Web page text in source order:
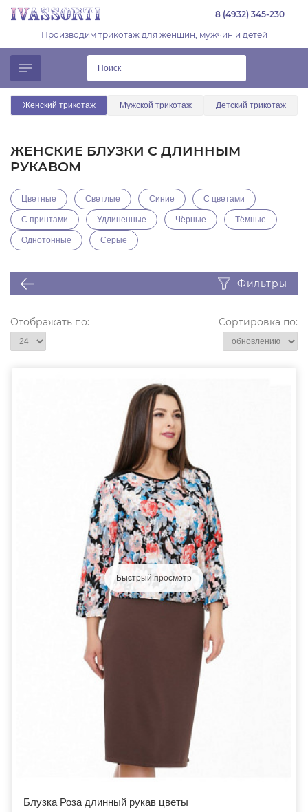
8 (4932) 345-230
Производим трикотаж для женщин, мужчин и детей
Женский трикотаж Мужской трикотаж Детский трикотаж
ЖЕНСКИЕ БЛУЗКИ С ДЛИННЫМ
РУКАВОМ
Цветные Светлые Синие С цветами
С принтами Удлиненные Чёрные Тёмные
Однотонные Серые
Фильтры
Отображать по: Сортировка по:
Быстрый просмотр
Блузка Роза длинный рукав цветы